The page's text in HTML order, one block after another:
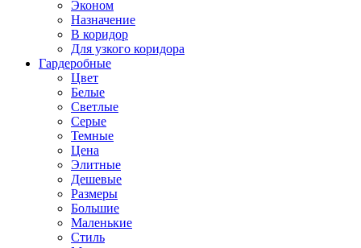
Эконом
Назначение
В коридор
Для узкого коридора
Гардеробные
Цвет
Белые
Светлые
Серые
Темные
Цена
Элитные
Дешевые
Размеры
Большие
Маленькие
Стиль